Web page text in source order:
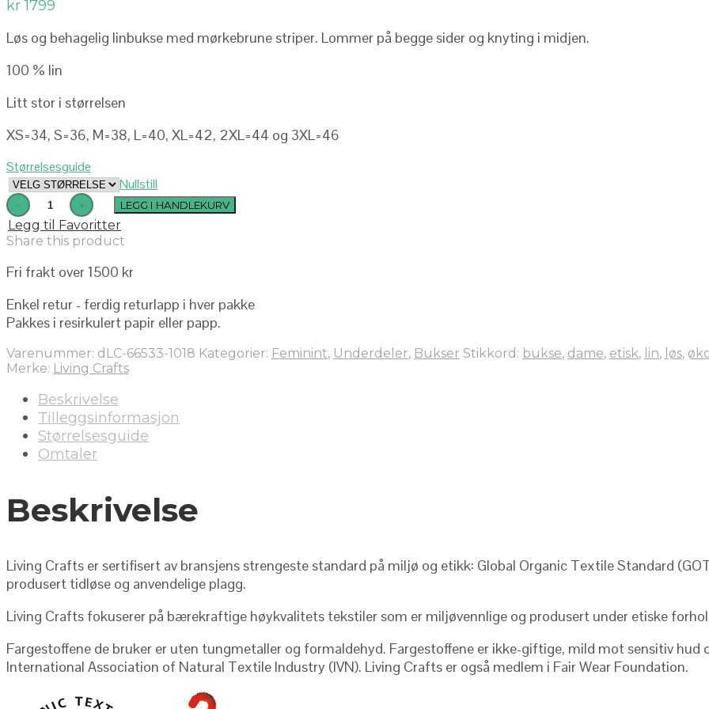
kr1799
Løs og behagelig linbukse med mørkebrune striper. Lommer på begge sider og knyting i midjen.
100 % lin
Litt stor i størrelsen
XS=34, S=36, M=38, L=40, XL=42, 2XL=44 og 3XL=46
Størrelsesguide
Nullstill
LEGG I HANDLEKURV
Legg til Favoritter
Share this product
Fri frakt over 1500 kr
Enkel retur - ferdig returlapp i hver pakke
Pakkes i resirkulert papir eller papp.
Varenummer: dLC-66533-1018 Kategorier: Feminint, Underdeler, Bukser Stikkord: bukse, dame, etisk, lin, løs,
Merke: Living Crafts
Beskrivelse
Tilleggsinformasjon
Størrelsesguide
Omtaler
Beskrivelse
Living Crafts er sertifisert av bransjens strengeste standard på miljø og etikk: Global Organic Textile Standard
produsert tidløse og anvendelige plagg.
Living Crafts fokuserer på bærekraftige høykvalitets tekstiler som er miljøvennlige og produsert under etiske
Fargestoffene de bruker er uten tungmetaller og formaldehyd. Fargestoffene er ikke-giftige, mild mot sensitiv
International Association of Natural Textile Industry (IVN). Living Crafts er også medlem i Fair Wear Foundation.